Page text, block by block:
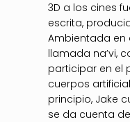
3D a los cines
escrita,
Ambientada en
llamada na’vi,
participar en el
cuerpos
principio, Jake
se da cuenta